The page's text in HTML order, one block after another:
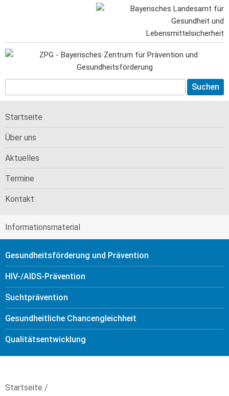
Startseite
Über uns
Aktuelles
Termine
Kontakt
Informations­material
Gesundheitsförderung und Prävention
HIV-/AIDS-Prävention
Sucht­prävention
Gesundheitliche Chancengleichheit
Qualitäts­entwicklung
Startseite /